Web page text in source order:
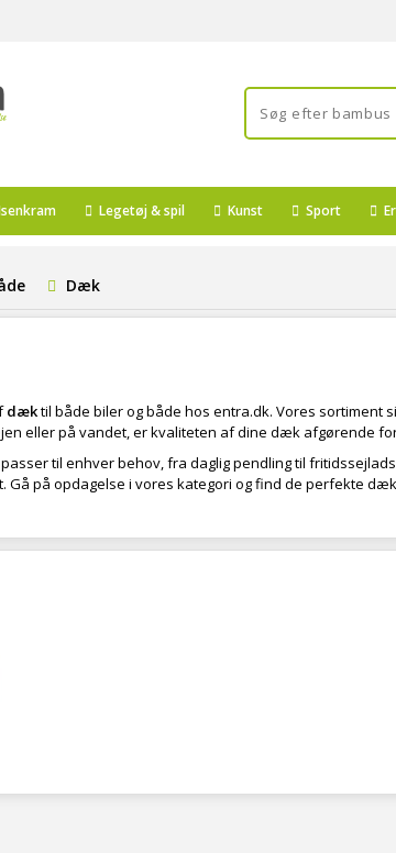
Legetøj & spil Kunst Sport
Dæk
dæktil både biler og både hos entra.dk. Vores sortiment
eller på vandet, er kvaliteten af dine dæk afgørende
til enhver behov, fra daglig pendling til
Gå på opdagelse i vores kategori og find de perfekte